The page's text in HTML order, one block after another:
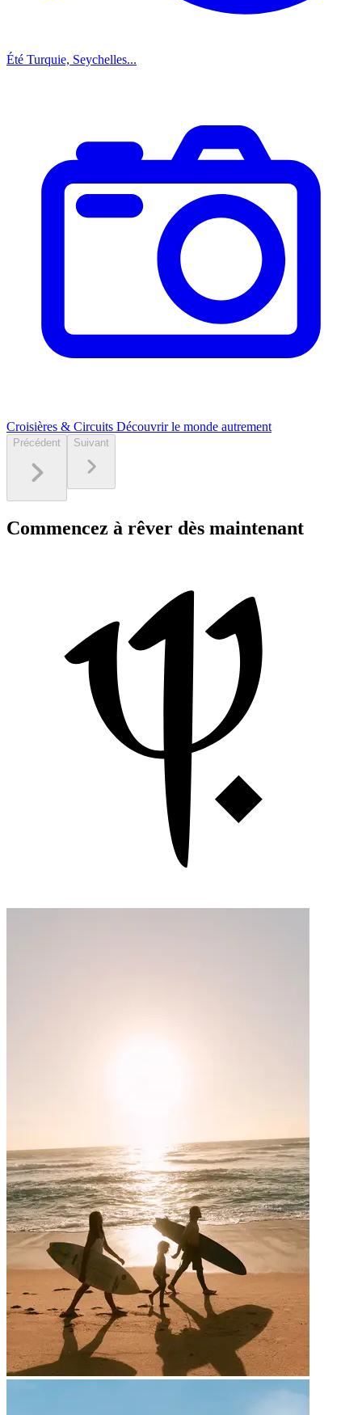
Été Turquie, Seychelles...
Croisières & Circuits Découvrir le monde autrement
Précédent Suivant
Commencez à rêver dès maintenant